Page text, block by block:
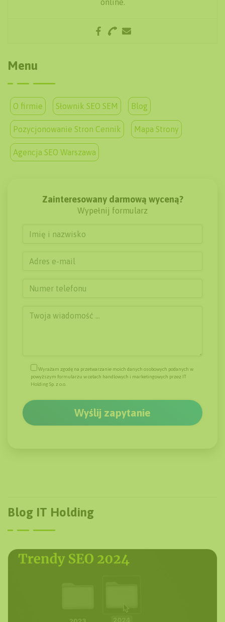
online.
Menu
O firmie Słownik SEO SEM Blog
Pozycjonowanie Stron Cennik Mapa Strony
Agencja SEO Warszawa
Zainteresowany darmową wyceną?
Wypełnij formularz
Wyrażam zgodę na przetwarzanie moich danych osobowych podanych w
powyższym formularzu w celach handlowych i marketingowych przez IT
Holding Sp. z o.o.
Blog IT Holding